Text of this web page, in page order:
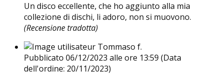
Un disco eccellente, che ho aggiunto alla mia
collezione di dischi, li adoro, non si muovono.
(Recensione tradotta)
Tommaso f.
Pubblicato 06/12/2023 alle ore 13:59 (Data
dell'ordine: 20/11/2023)